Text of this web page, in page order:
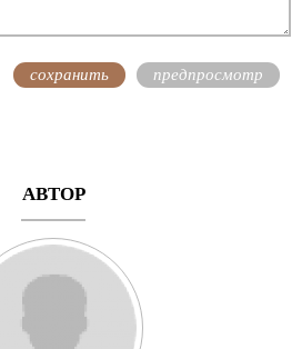
АВТОР